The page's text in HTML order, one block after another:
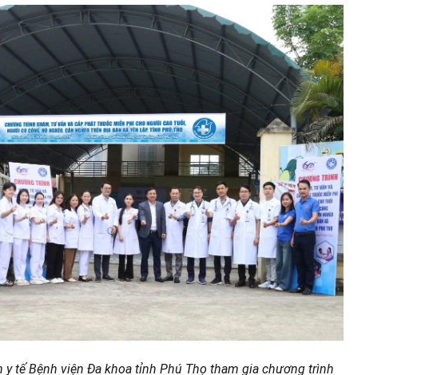
y tế Bệnh viện Đa khoa tỉnh Phú Thọ tham gia chương trình